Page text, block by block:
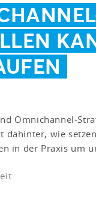
Omnichannel-
dahinter, wie
in der Praxis um